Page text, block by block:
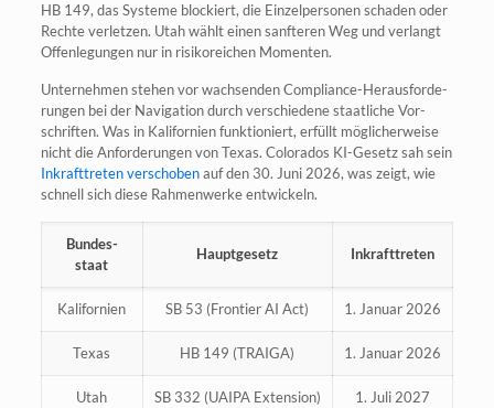
HB 149, das Sys­te­me blo­ckiert, die Ein­zel­per­so­nen scha­den oder
Rech­te ver­let­zen. Utah wählt einen sanf­te­ren Weg und ver­langt
Offen­le­gun­gen nur in risi­ko­rei­chen Momenten.
Unter­neh­men ste­hen vor wach­sen­den Com­pli­ance-Her­aus­for­de­
run­gen bei der Navi­ga­ti­on durch ver­schie­de­ne staat­li­che Vor­
schrif­ten. Was in Kali­for­ni­en funk­tio­niert, erfüllt mög­li­cher­wei­se
nicht die Anfor­de­run­gen von Texas. Colo­ra­dos KI-Gesetz sah sein
Inkraft­tre­ten ver­scho­benauf den 30. Juni 2026, was zeigt, wie
schnell sich die­se Rah­men­wer­ke entwickeln.
Bun­des­
staat
Haupt­ge­setz Inkraft­tre­ten
Kali­for­ni­en SB 53 (Fron­tier AI Act) 1. Janu­ar 2026
Texas HB 149 (TRAIGA) 1. Janu­ar 2026
Utah SB 332 (UAIPA Extension) 1. Juli 2027